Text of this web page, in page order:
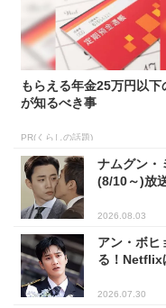
もらえる年金25万円以下
が知るべき事
PR(くらしの話題)
ナムグン・
(8/10～)放
2026.08.03
アン・ボヒ
る！Netflix
2026.07.30